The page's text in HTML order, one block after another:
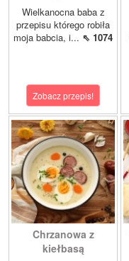
Wielkanocna baba z
przepisu którego robiła
moja babcia, i... ⇖ 1074
Zobacz przepis!
Chrzanowa z
kiełbasą